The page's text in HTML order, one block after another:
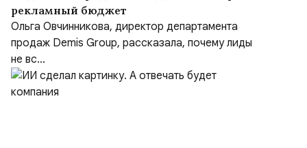
рекламный бюджет
Ольга Овчинникова, директор департамента
продаж Demis Group, рассказала, почему лиды
не вс...